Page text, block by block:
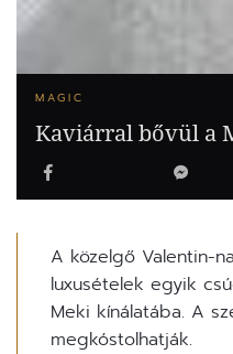
MAGIC
Kaviárral bővül a
A közelgő Valentin-
luxusételek egyik
Meki kínálatába. A
megkóstolhatják.